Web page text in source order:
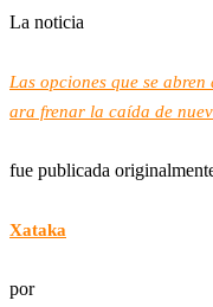
La noticia
Las opciones que se
ara frenar la caída de
fue publicada
Xataka
por